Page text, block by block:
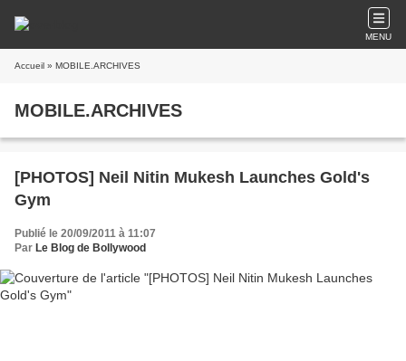
MENU
Accueil » MOBILE.ARCHIVES
MOBILE.ARCHIVES
[PHOTOS] Neil Nitin Mukesh Launches Gold's
Gym
Publié le 20/09/2011 à 11:07
Par Le Blog de Bollywood